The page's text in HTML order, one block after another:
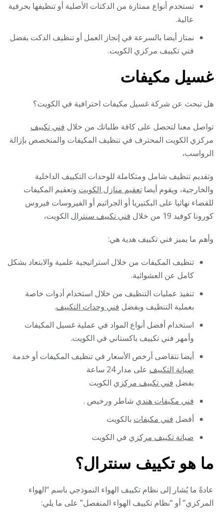
تستخدم أنواع ممتازة من الدكتات الأصلية أو تنظيفها بحرفية
عالية.
نمتاز أيضا بالسرعة في إنجاز العمل أو تنظيف الدكت بفضل
فني تكييف مركزي الكويت.
غسيل مكيفات
هل تبحث عن شركة غسيل مكيفات احترافية في الكويت؟
تواصل معنا لتحصل على كافة طلباتك من خلال فني تكييف
مركزي الكويت المحترف في تنظيف المكيفات والمتخصص بإزالة
الرواسب،
وتقديم تنظيف شامل ومتكاملة للوحدات التكييف الداخلية
والخارجية، ويقوم أيضاتعقيم منازل الكويت وتعقيم المكيفات
للقضاء نهائيا على البكتيريا أو الجراثيم أو الفيروسات فيروس
كورونا كوفيد 19 من خلال
فني تكييف سنترال الكويت،
وأهم ما يميز فني تكييف هدية هي:
تنظيف المكيفات من خلال استراتيجية علمية والابتعاد بشكل
كامل عن العشوائية.
تنفيذ عمليات التنظيف من خلال استخدام أدوات خاصة
بعملية التنظيف وبفضل فني وحدات التكييف.
استخدام أفضل أنواع المواد في عملية غسيل المكيفات
وأمهر فني تكييف باكستاني في الكويت.
أيضا نتقاضى أرخص الأسعار في تنظيف المكيفات أو خدمة
صيانة التكييف على مدار 24 ساعة
بفضل فني تكييف مركزي الكويت
فني مكيفات هندي شاطر ورخيص .
أفضل فني مكيفات بالكويت
صيانة تكييف مركزي في الكويت
ما هو تكييف سنترال؟
عادةً ما يُشار إلى نظام تكييف الهواء النموذجي باسم “الهواء
المركزي” أو “نظام تكييف الهواء المنفصل” على ما يلي: